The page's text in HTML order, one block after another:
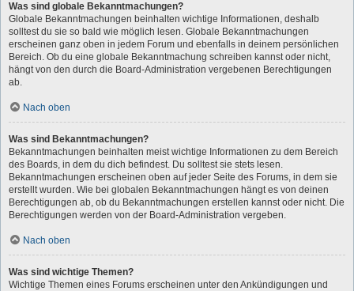
Was sind globale Bekanntmachungen?
Globale Bekanntmachungen beinhalten wichtige Informationen, deshalb
solltest du sie so bald wie möglich lesen. Globale Bekanntmachungen
erscheinen ganz oben in jedem Forum und ebenfalls in deinem persönlichen
Bereich. Ob du eine globale Bekanntmachung schreiben kannst oder nicht,
hängt von den durch die Board-Administration vergebenen Berechtigungen
ab.
Nach oben
Was sind Bekanntmachungen?
Bekanntmachungen beinhalten meist wichtige Informationen zu dem Bereich
des Boards, in dem du dich befindest. Du solltest sie stets lesen.
Bekanntmachungen erscheinen oben auf jeder Seite des Forums, in dem sie
erstellt wurden. Wie bei globalen Bekanntmachungen hängt es von deinen
Berechtigungen ab, ob du Bekanntmachungen erstellen kannst oder nicht. Die
Berechtigungen werden von der Board-Administration vergeben.
Nach oben
Was sind wichtige Themen?
Wichtige Themen eines Forums erscheinen unter den Ankündigungen und